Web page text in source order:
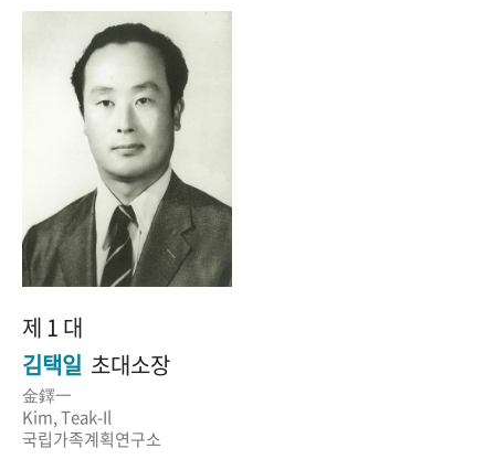
제 1 대
김택일 초대소장
金鐸一
Kim, Teak-Il
국립가족계획연구소